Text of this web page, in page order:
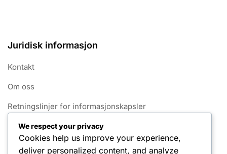
Juridisk informasjon
Kontakt
Om oss
Retningslinjer for informasjonskapsler
Ditt personvern
Vilkår og betingelser
We respect your privacy
Cookies help us improve your experience,
deliver personalized content, and analyze